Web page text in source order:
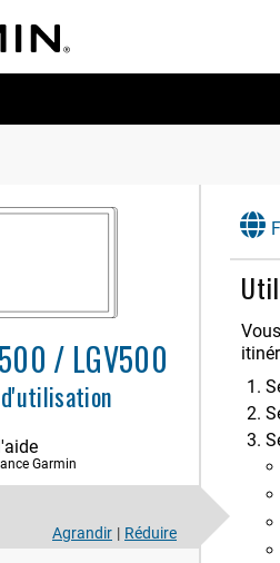
/ LGV500
Garmin
Agrandir | Réduire
de vigilance du
de